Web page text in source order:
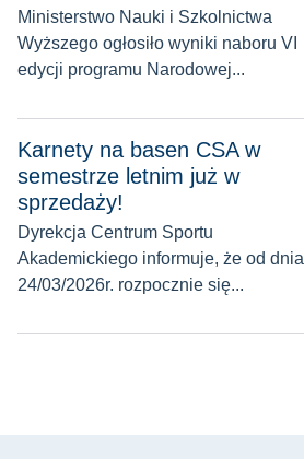
Ministerstwo Nauki i Szkolnictwa
Wyższego ogłosiło wyniki naboru VI
edycji programu Narodowej...
Karnety na basen CSA w
semestrze letnim już w
sprzedaży!
Dyrekcja Centrum Sportu
Akademickiego informuje, że od dnia
24/03/2026r. rozpocznie się...